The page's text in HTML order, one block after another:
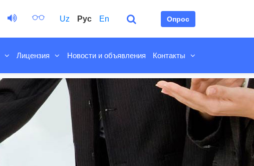
Uz Рус En Опрос
Лицензия Новости и объявления Контакты